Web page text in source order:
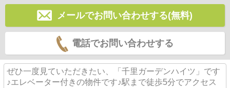
メールでお問い合わせする(無料)
電話でお問い合わせする
ぜひ一度見ていただきたい、「千里ガーデンハイツ」です
♪エレベーター付きの物件です♪駅まで徒歩5分でアクセス